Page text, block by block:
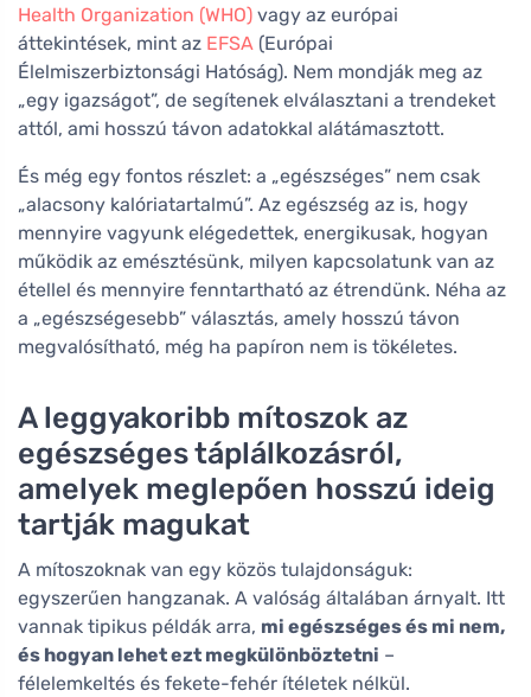
Health Organization (WHO) vagy az európai
áttekintések, mint az EFSA (Európai
Élelmiszerbiztonsági Hatóság). Nem mondják meg az
„egy igazságot”, de segítenek elválasztani a trendeket
attól, ami hosszú távon adatokkal alátámasztott.
És még egy fontos részlet: a „egészséges” nem csak
„alacsony kalóriatartalmú”. Az egészség az is, hogy
mennyire vagyunk elégedettek, energikusak, hogyan
működik az emésztésünk, milyen kapcsolatunk van az
étellel és mennyire fenntartható az étrendünk. Néha az
a „egészségesebb” választás, amely hosszú távon
megvalósítható, még ha papíron nem is tökéletes.
A leggyakoribb mítoszok az
egészséges táplálkozásról,
amelyek meglepően hosszú ideig
tartják magukat
A mítoszoknak van egy közös tulajdonságuk:
egyszerűen hangzanak. A valóság általában árnyalt. Itt
vannak tipikus példák arra, mi egészséges és mi nem,
és hogyan lehet ezt megkülönböztetni –
félelemkeltés és fekete-fehér ítéletek nélkül.